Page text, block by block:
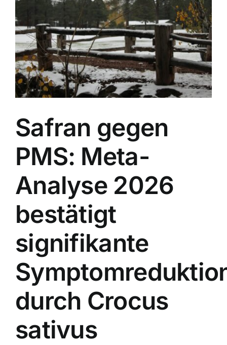
Safran gegen
PMS: Meta-
Analyse 2026
bestätigt
signifikante
durch Crocus
sativus